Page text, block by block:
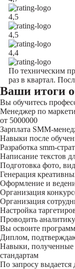
4,5
4,5
4,4
По техническим
раз в квартал.
Ваши итоги
Вы обучитесь
Менеджер по
от 5000000
Зарплата SMM-
Навыки после
Разработка smm-
Написание текстов
Подготовка фото,
Генерация
Оформление и
Организация
Организация
Настройка
Проводить
Вы освоите
Диплом,
Навыки, полученные
стандартам
По запросу